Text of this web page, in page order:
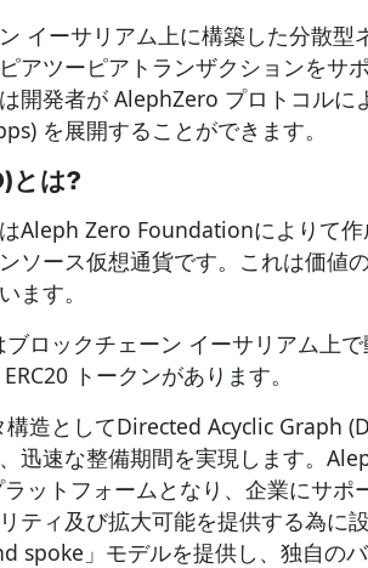
イーサリアム上に構築した分散型
アツーピアトランザクションをサ
開発者が AlephZero プロトコルに
を展開することができます。
とは?
Aleph Zero Foundationによりて作
ソース仮想通貨です。これは価値
ます。
ブロックチェーン イーサリアム上
トークンがあります。
構造としてDirected Acyclic Graph
迅速な整備期間を実現します。
ットフォームとなり、企業にサポ
ティ及び拡大可能を提供する為に
spoke」モデルを提供し、独自の